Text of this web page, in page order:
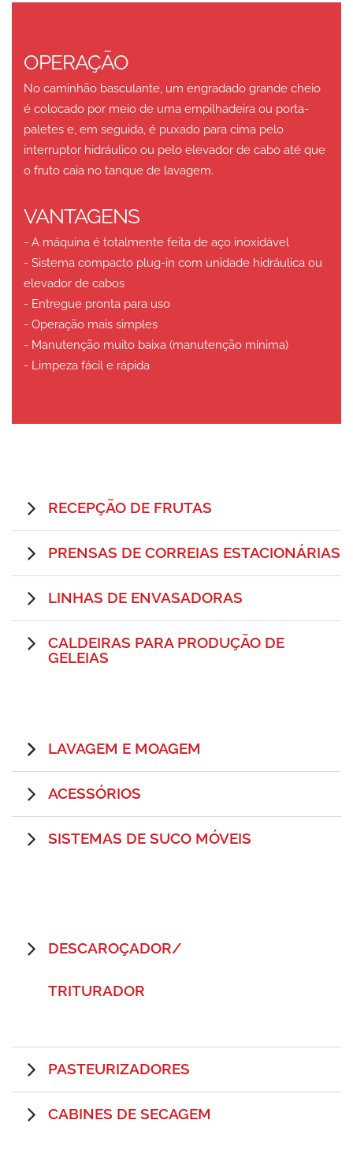
OPERAÇÃO
No caminhão basculante, um engradado grande cheio
é colocado por meio de uma empilhadeira ou porta-
paletes e, em seguida, é puxado para cima pelo
interruptor hidráulico ou pelo elevador de cabo até que
o fruto caia no tanque de lavagem.
VANTAGENS
- A máquina é totalmente feita de aço inoxidável
- Sistema compacto plug-in com unidade hidráulica ou
elevador de cabos
- Entregue pronta para uso
- Operação mais simples
- Manutenção muito baixa (manutenção mínima)
- Limpeza fácil e rápida
RECEPÇÃO DE FRUTAS
PRENSAS DE CORREIAS ESTACIONÁRIAS
LINHAS DE ENVASADORAS
CALDEIRAS PARA PRODUÇÃO DE
GELEIAS
LAVAGEM E MOAGEM
ACESSÓRIOS
SISTEMAS DE SUCO MÓVEIS
DESCAROÇADOR/
TRITURADOR
PASTEURIZADORES
CABINES DE SECAGEM